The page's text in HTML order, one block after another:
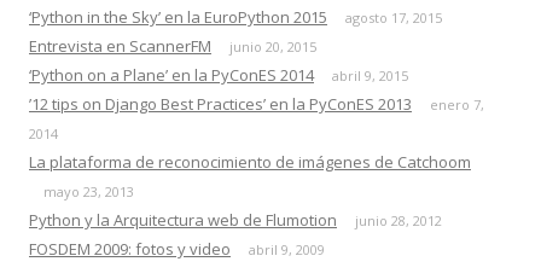
‘Python in the Sky’ en la EuroPython 2015 agosto 17, 2015
Entrevista en ScannerFM junio 20, 2015
‘Python on a Plane’ en la PyConES 2014 abril 9, 2015
’12 tips on Django Best Practices’ en la PyConES 2013
enero 7,
2014
La plataforma de reconocimiento de imágenes de Catchoom
mayo 23, 2013
Python y la Arquitectura web de Flumotion junio 28, 2012
FOSDEM 2009: fotos y video abril 9, 2009